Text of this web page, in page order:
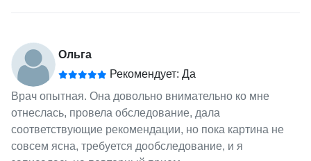
Ольга
Рекомендует: Да
Врач опытная. Она довольно внимательно ко мне
отнеслась, провела обследование, дала
соответствующие рекомендации, но пока картина не
совсем ясна, требуется дообследование, и я